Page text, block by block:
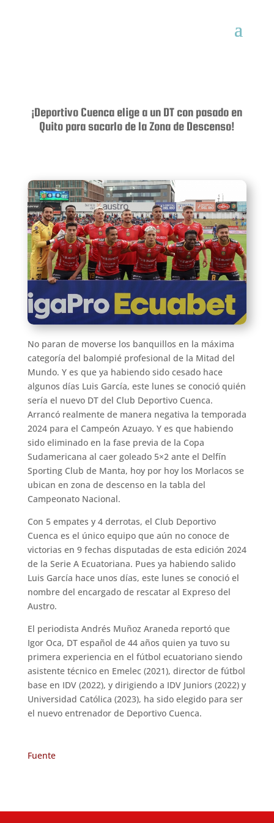
¡Deportivo Cuenca elige a un DT con pasado en
Quito para sacarlo de la Zona de Descenso!
No paran de moverse los banquillos en la máxima
categoría del balompié profesional de la Mitad del
Mundo. Y es que ya habiendo sido cesado hace
algunos días Luis García, este lunes se conoció quién
sería el nuevo DT del Club Deportivo Cuenca.
Arrancó realmente de manera negativa la temporada
2024 para el Campeón Azuayo. Y es que habiendo
sido eliminado en la fase previa de la Copa
Sudamericana al caer goleado 5×2 ante el Delfín
Sporting Club de Manta, hoy por hoy los Morlacos se
ubican en zona de descenso en la tabla del
Campeonato Nacional.
Con 5 empates y 4 derrotas, el Club Deportivo
Cuenca es el único equipo que aún no conoce de
victorias en 9 fechas disputadas de esta edición 2024
de la Serie A Ecuatoriana. Pues ya habiendo salido
Luis García hace unos días, este lunes se conoció el
nombre del encargado de rescatar al Expreso del
Austro.
El periodista Andrés Muñoz Araneda reportó que
Igor Oca, DT español de 44 años quien ya tuvo su
primera experiencia en el fútbol ecuatoriano siendo
asistente técnico en Emelec (2021), director de fútbol
base en IDV (2022), y dirigiendo a IDV Juniors (2022) y
Universidad Católica (2023), ha sido elegido para ser
el nuevo entrenador de Deportivo Cuenca.
Fuente